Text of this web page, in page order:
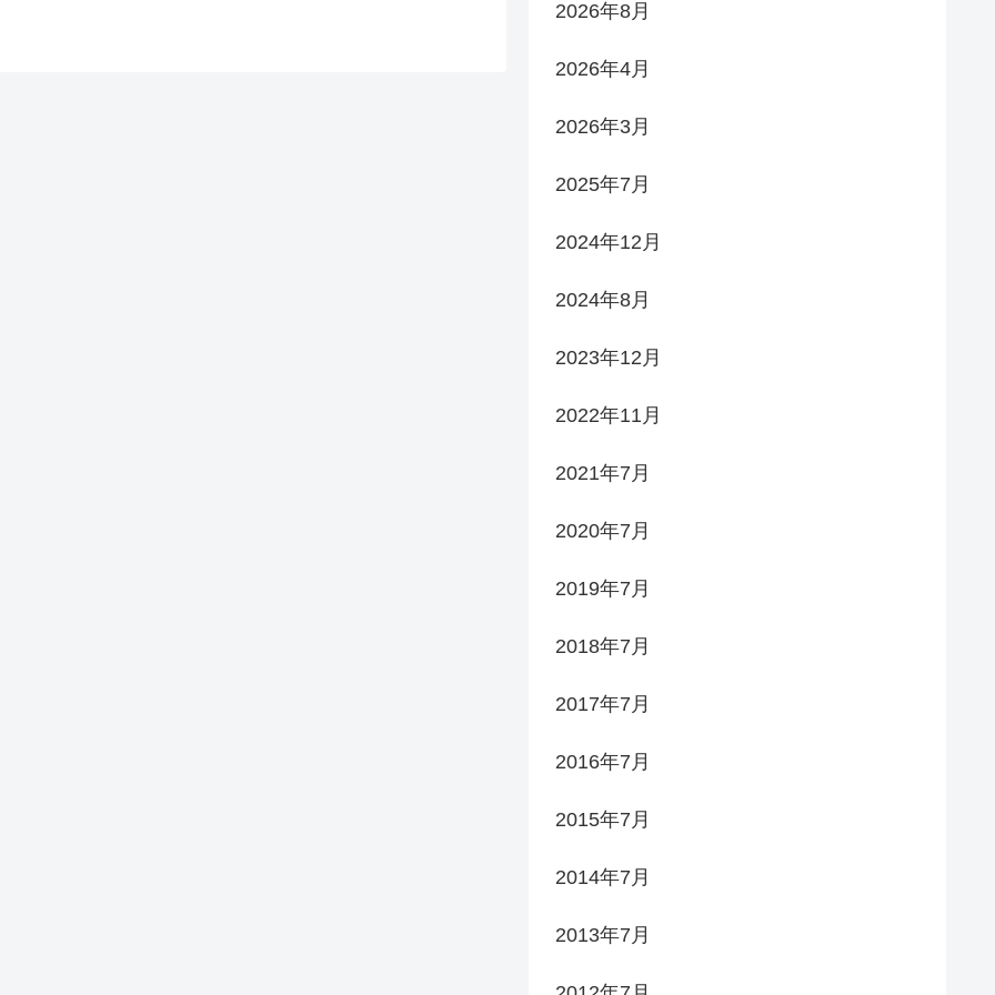
2026年8月
2026年4月
2026年3月
2025年7月
2024年12月
2024年8月
2023年12月
2022年11月
2021年7月
2020年7月
2019年7月
2018年7月
2017年7月
2016年7月
2015年7月
2014年7月
2013年7月